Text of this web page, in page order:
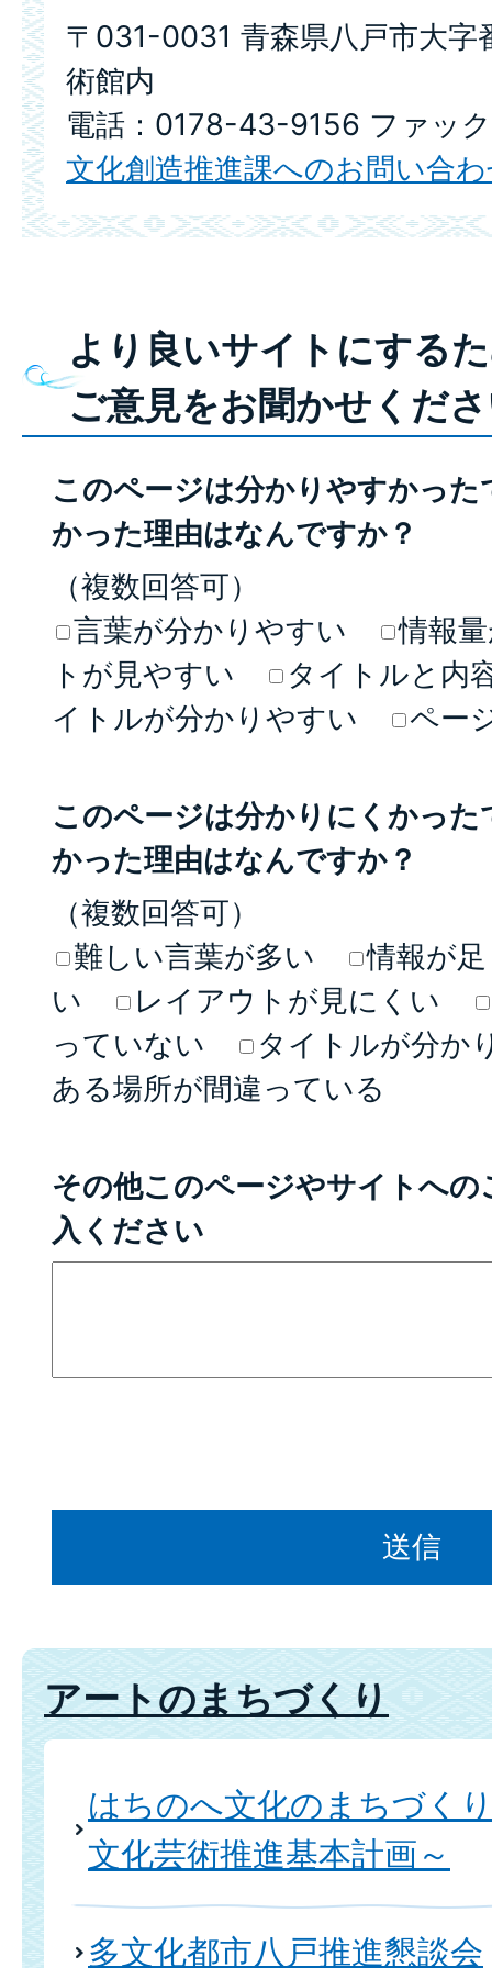
〒031-0031 青森県八戸市大字
術館内
電話：0178-43-9156 ファッ
文化創造推進課へのお問い合
より良いサイトにする
ご意見をお聞かせくだ
このページは分かりやすかっ
かった理由はなんですか？
（複数回答可）
言葉が分かりやすい
情報
トが見やすい
タイトルと内
イトルが分かりやすい
ペー
このページは分かりにくかっ
かった理由はなんですか？
（複数回答可）
難しい言葉が多い
情報が
い
レイアウトが見にくい
っていない
タイトルが分か
ある場所が間違っている
その他このページやサイトへ
入ください
アートのまちづくり
はちのへ文化のまちづく
文化芸術推進基本計画～
多文化都市八戸推進懇談会